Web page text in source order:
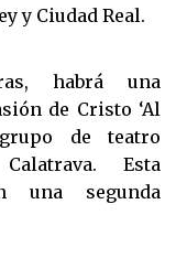
y Ciudad Real.
habrá una
de Cristo ‘Al
de teatro
Esta
una segunda